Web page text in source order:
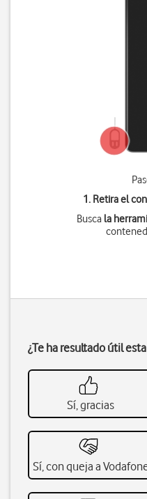
1. Retira el
Busca la
¿Te ha resultado útil
Sí, gracias
Sí, con queja a